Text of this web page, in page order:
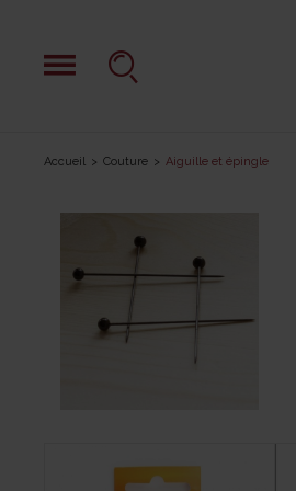
Accueil Couture Aiguille et épingle